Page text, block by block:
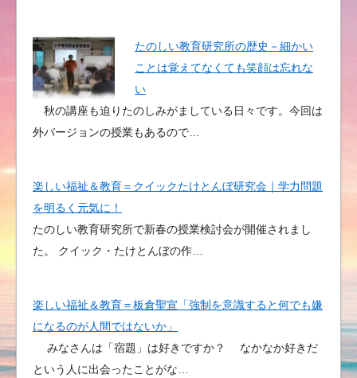
たのしい教育研究所の歴史－細かい
ことは覚えてなくても笑顔は忘れな
い
秋の講座も迫りたのしみがましている日々です。今回は
外バージョンの授業もあるので…
楽しい福祉＆教育＝クイックたけとんぼ研究会｜学力問題
を明るく元気に！
たのしい教育研究所で新春の授業検討会が開催されまし
た。 クイック・たけとんぼの作…
楽しい福祉＆教育＝板倉聖宣「強制を意識すると何でも嫌
になるのが人間ではないか」
みなさんは「宿題」は好きですか？ なかなか好きだ
という人に出会ったことがな…